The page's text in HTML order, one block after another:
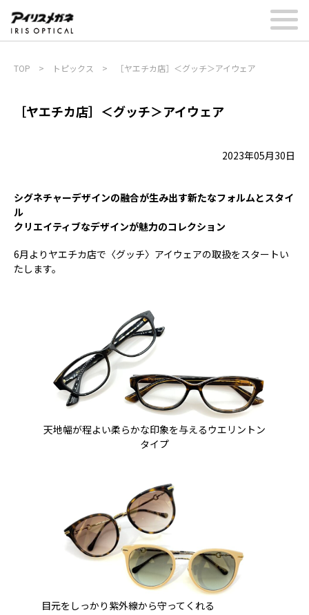
TOP > トピックス > ［ヤエチカ店］＜グッチ＞アイウェア
［ヤエチカ店］＜グッチ＞アイウェア
2023年05月30日
シグネチャーデザインの融合が生み出す新たなフォルムとスタイ
ル
クリエイティブなデザインが魅力のコレクション
6月よりヤエチカ店で〈グッチ〉アイウェアの取扱をスタートい
たします。
天地幅が程よい柔らかな印象を与えるウエリントン
タイプ
目元をしっかり紫外線から守ってくれる